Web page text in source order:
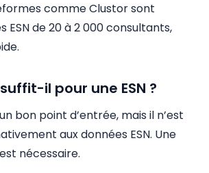
comme Clustor sont
ESN de 20 à 2 000 consultants,
il pour une ESN ?
bon point d’entrée, mais il n’est
aux données ESN. Une
nécessaire.